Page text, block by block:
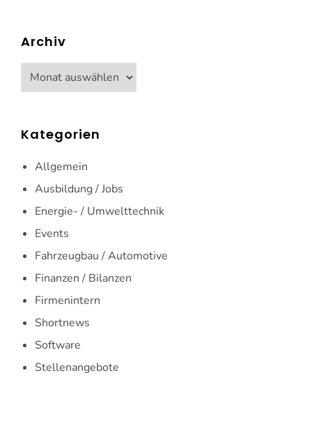
Archiv
Archiv
Kategorien
Allgemein
Ausbildung / Jobs
Energie- / Umwelttechnik
Events
Fahrzeugbau / Automotive
Finanzen / Bilanzen
Firmenintern
Shortnews
Software
Stellenangebote